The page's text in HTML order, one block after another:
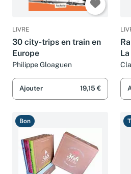
LIVRE
30 city-trips en train en
Europe
Philippe Gloaguen
Ajouter 19,15 €
Bon